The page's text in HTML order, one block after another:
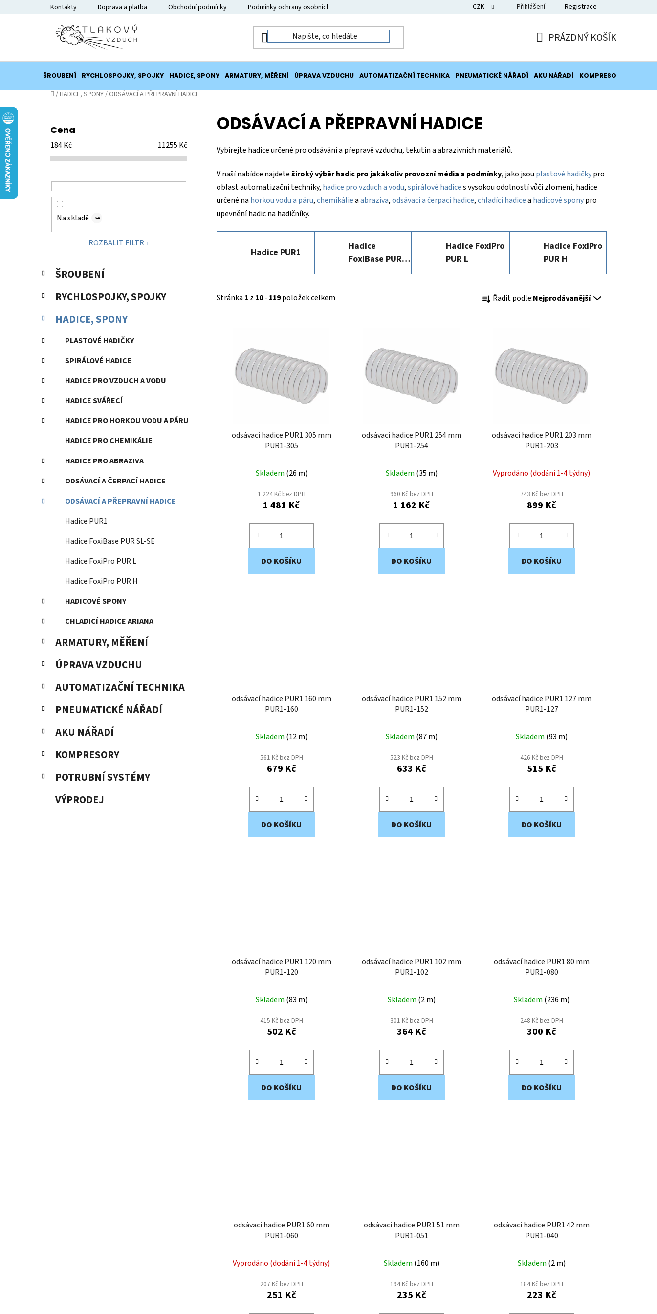
Kontakty Doprava a platba Obchodní podmínky Podmínky ochrany osobních údajů CZK Přihlášení Registrace
KOŠÍK
PRÁZDNÝ KOŠÍK
ŠROUBENÍ RYCHLOSPOJKY, SPOJKY HADICE, SPONY ARMATURY, MĚŘENÍ ÚPRAVA VZDUCHU AUTOMATIZAČNÍ TECHNIKA PNEUMATICKÉ NÁŘADÍ AKU NÁŘADÍ KOMPRESORY
Domů
/HADICE, SPONY/ ODSÁVACÍ A PŘEPRAVNÍ HADICE
l
Cena
184Kč 11255 Kč
Na skladě 54
ROZBALIT FILTR
Přeskočit
kategorie
K
a
t
e
o
i
ŠROUBENÍ
RYCHLOSPOJKY, SPOJKY
HADICE, SPONY
PLASTOVÉ HADIČKY
SPIRÁLOVÉ HADICE
HADICE PRO VZDUCH A VODU
HADICE SVÁŘECÍ
HADICE PRO HORKOU VODU A PÁRU
HADICE PRO CHEMIKÁLIE
HADICE PRO ABRAZIVA
ODSÁVACÍ A ČERPACÍ HADICE
ODSÁVACÍ A PŘEPRAVNÍ HADICE
Hadice PUR1
Hadice FoxiBase PUR SL-SE
Hadice FoxiPro PUR L
Hadice FoxiPro PUR H
HADICOVÉ SPONY
CHLADICÍ HADICE ARIANA
ARMATURY, MĚŘENÍ
ÚPRAVA VZDUCHU
AUTOMATIZAČNÍ TECHNIKA
PNEUMATICKÉ NÁŘADÍ
AKU NÁŘADÍ
KOMPRESORY
POTRUBNÍ SYSTÉMY
VÝPRODEJ
ODSÁVACÍ A PŘEPRAVNÍ HADICE
Vybírejte hadice určené pro odsávání a přepravě vzduchu, tekutin a abrazivních materiálů.
V naší nabídce najdeteširoký výběr hadic pro jakákoliv provozní média a podmínky, jako jsou plastové hadičkypro
oblast automatizační techniky, hadice pro vzduch a vodu,spirálové hadices vysokou odolností vůči zlomení, hadice
určené na horkou vodu a páru,chemikálieaabraziva,odsávací a čerpací hadice,chladící hadicea hadicové sponypro
upevnění hadic na hadičníky.
Hadice PUR1
Hadice
FoxiBase PUR
SL-SE
Hadice FoxiPro
PUR L
Hadice FoxiPro
PUR H
Stránka 1 z 10- 119položek celkem a Řadit podle:Nejprodávanější
odsávací hadice PUR1 305 mm
PUR1-305
Skladem (26 m)
1 224 Kč bez DPH
1 481 Kč
DO KOŠÍKU
odsávací hadice PUR1 254 mm
PUR1-254
Skladem (35 m)
960 Kč bez DPH
1 162 Kč
DO KOŠÍKU
odsávací hadice PUR1 203 mm
PUR1-203
Vyprodáno (dodání 1-4 týdny)
743 Kč bez DPH
899 Kč
DO KOŠÍKU
odsávací hadice PUR1 160 mm
PUR1-160
Skladem (12 m)
561 Kč bez DPH
679 Kč
DO KOŠÍKU
odsávací hadice PUR1 152 mm
PUR1-152
Skladem (87 m)
523 Kč bez DPH
633 Kč
DO KOŠÍKU
odsávací hadice PUR1 127 mm
PUR1-127
Skladem (93 m)
426 Kč bez DPH
515 Kč
DO KOŠÍKU
odsávací hadice PUR1 120 mm
PUR1-120
Skladem (83 m)
415 Kč bez DPH
502 Kč
DO KOŠÍKU
odsávací hadice PUR1 102 mm
PUR1-102
Skladem (2 m)
301 Kč bez DPH
364 Kč
DO KOŠÍKU
odsávací hadice PUR1 80 mm
PUR1-080
Skladem (236 m)
248 Kč bez DPH
300 Kč
DO KOŠÍKU
odsávací hadice PUR1 60 mm
PUR1-060
Vyprodáno (dodání 1-4 týdny)
207 Kč bez DPH
251 Kč
odsávací hadice PUR1 51 mm
PUR1-051
Skladem (160 m)
194 Kč bez DPH
235 Kč
odsávací hadice PUR1 42 mm
PUR1-040
Skladem (2 m)
184 Kč bez DPH
223 Kč